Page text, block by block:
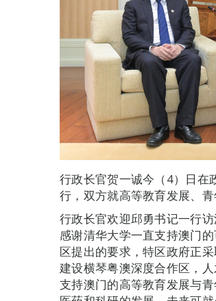
行政长官贺一诚今（4）日在
行，双方就高等教育发展、
行政长官欢迎邱勇书记一行
感谢清华大学一直支持澳门
区提出的要求，特区政府正
建设横琴粤澳深度合作区，
支持澳门的高等教育发展与